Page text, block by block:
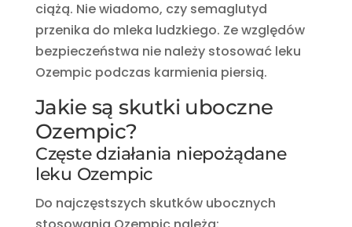
ciążą. Nie wiadomo, czy semaglutyd
przenika do mleka ludzkiego. Ze względów
bezpieczeństwa nie należy stosować leku
Ozempic podczas karmienia piersią.
Jakie są skutki uboczne
Ozempic?
Częste działania niepożądane
leku Ozempic
Do najczęstszych skutków ubocznych